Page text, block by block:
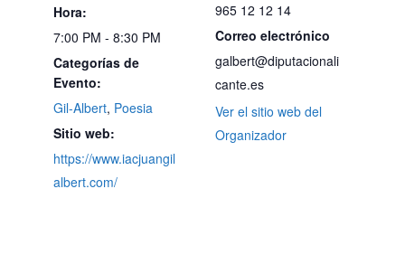
Hora:
7:00 PM - 8:30 PM
Categorías de
Evento:
Gil-Albert, Poesia
Sitio web:
https://www.iacjuangil
albert.com/
965 12 12 14
Correo electrónico
galbert@diputacionali
cante.es
Ver el sitio web del
Organizador